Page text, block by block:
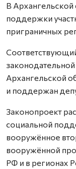
В
поддержки
приграничных
Архангельской
и поддержан
Законопроект
социальной
вооружённое
вооружённой
РФ и в регионах